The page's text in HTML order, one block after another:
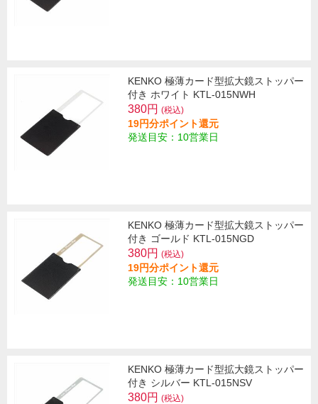
KENKO 極薄カード型拡大鏡ストッパー
付き ホワイト KTL-015NWH
380円 (税込)
19円分ポイント還元
発送目安：10営業日
KENKO 極薄カード型拡大鏡ストッパー
付き ゴールド KTL-015NGD
380円 (税込)
19円分ポイント還元
発送目安：10営業日
KENKO 極薄カード型拡大鏡ストッパー
付き シルバー KTL-015NSV
380円 (税込)